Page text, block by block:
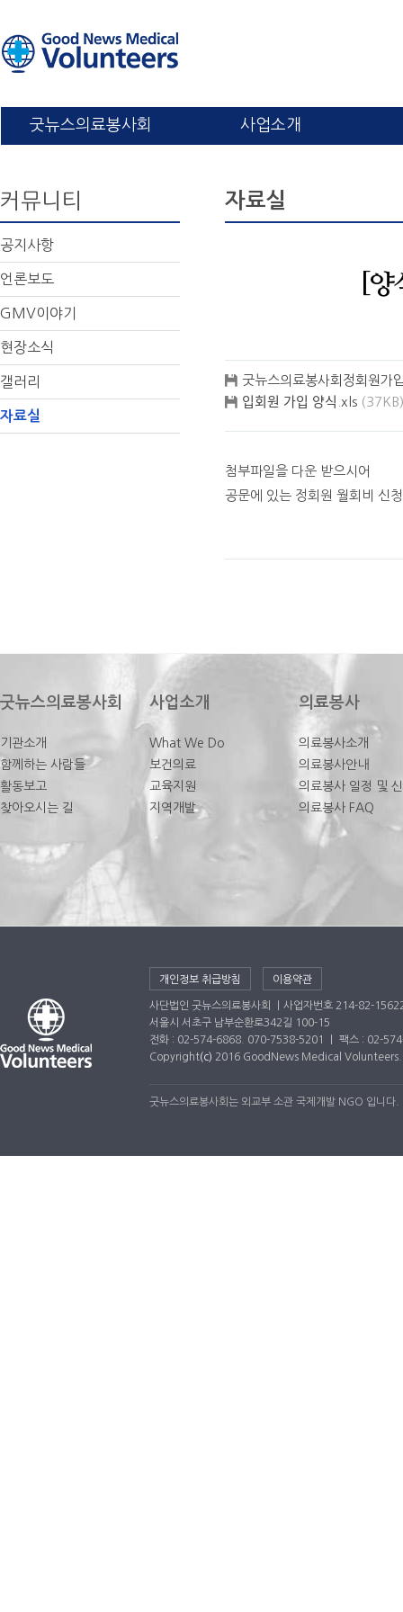
굿뉴스의료봉사회 사업소개
커뮤니티
공지사항
언론보도
GMV이야기
현장소식
갤러리
자료실
자료실
[
굿뉴스의료봉사회정회원가
입회원 가입 양식.xls (37KB)
첨부파일을 다운 받으시어
공문에 있는 정회원 월회비 신
굿뉴스의료봉사회
기관소개
함께하는 사람들
활동보고
찾아오시는 길
사업소개
What We Do
보건의료
교육지원
지역개발
의료봉사
의료봉사소개
의료봉사안내
의료봉사 일정 및
의료봉사 FAQ
개인정보 취급방침 이용약관
사단법인 굿뉴스의료봉사회 ｜사업자번호 214-82-
서울시 서초구 남부순환로342길 100-15
전화 : 02-574-6868. 070-7538-5201 ｜ 팩스 : 02-
Copyright(c) 2016 GoodNews Medical
굿뉴스의료봉사회는 외교부 소관 국제개발 NGO 입니다.